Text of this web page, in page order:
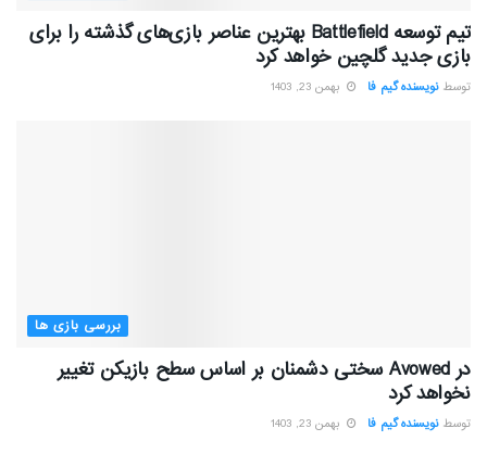
تیم توسعه Battlefield بهترین عناصر بازی‌های گذشته را برای
بازی جدید گلچین خواهد کرد
توسط نویسنده گیم فا بهمن 23, 1403
بررسی بازی ها
در Avowed سختی دشمنان بر اساس سطح بازیکن تغییر
نخواهد کرد
توسط نویسنده گیم فا بهمن 23, 1403